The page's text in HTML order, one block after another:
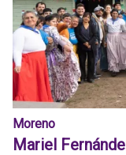
Moreno
Mariel